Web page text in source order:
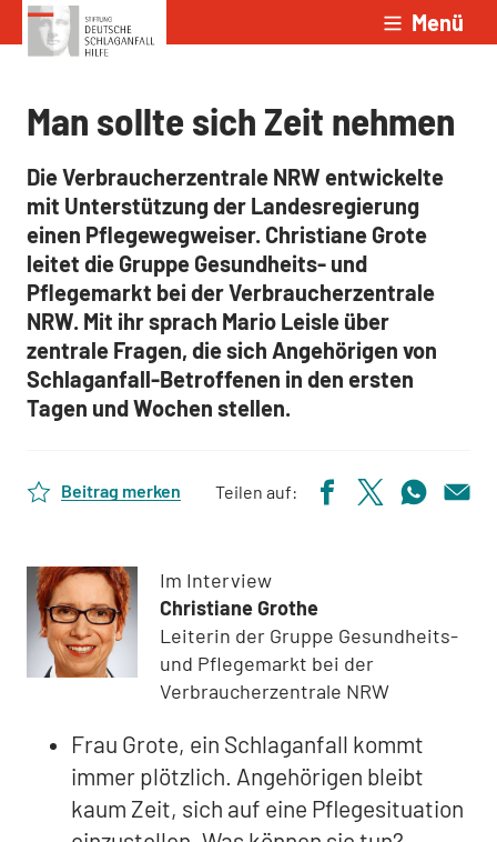
Zum Inhalt springen Menü
Man sollte sich Zeit nehmen
Die Verbraucherzentrale NRW entwickelte
mit Unterstützung der Landesregierung
einen Pflegewegweiser. Christiane Grote
leitet die Gruppe Gesundheits- und
Pflegemarkt bei der Verbraucherzentrale
NRW. Mit ihr sprach Mario Leisle über
zentrale Fragen, die sich Angehörigen von
Schlaganfall-Betroffenen in den ersten
Tagen und Wochen stellen.
Beitrag merken Teilen auf:
Im Interview
Christiane Grothe
Leiterin der Gruppe Gesundheits-
und Pflegemarkt bei der
Verbraucherzentrale NRW
Frau Grote, ein Schlaganfall kommt
immer plötzlich. Angehörigen bleibt
kaum Zeit, sich auf eine Pflegesituation